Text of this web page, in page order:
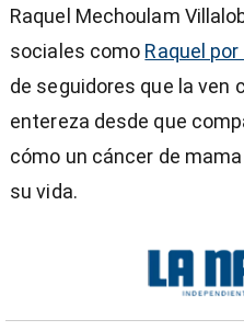
Raquel Mechoulam
sociales como Raquel por
de seguidores que la ven
entereza desde que
cómo un cáncer de
su vida.